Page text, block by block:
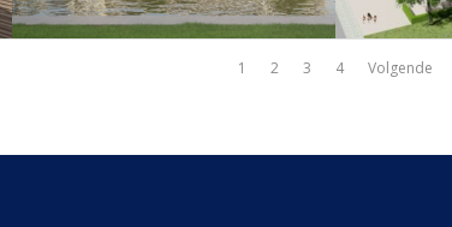
1 2 3 4 Volgende